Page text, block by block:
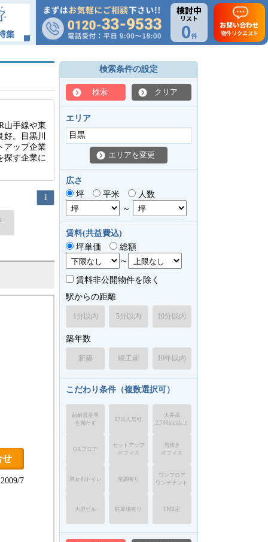
集
検討中
リスト
0件
お問い合わせ
物件リクエスト
山手線や東
。目黒川
アップ企業
探す企業に
1
せ
7
検索条件の設定
検索 クリア
エリア
目黒
エリアを変更
広さ
坪
平米
人数
～
賃料(共益費込)
坪単価
総額
～
賃料非公開物件を除く
駅からの距離
1分以内 5分以内 10分以内
築年数
新築 竣工前 10年以内
こだわり条件（複数選択可）
新耐震基準
を満たす
即日入居可
天井高
2,700mm以上
OAフロア
セットアップ
オフィス
居抜き
オフィス
男女別トイレ 空調有り
ワンフロア
ワンテナント
大型ビル 駐車場有り 1F限定